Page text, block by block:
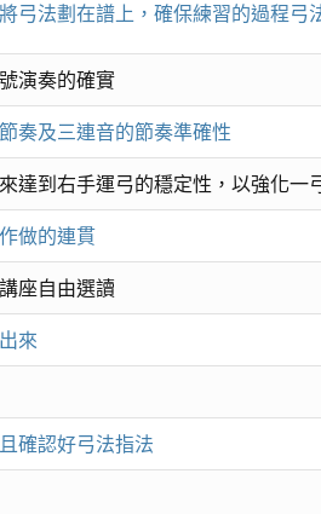
弓法劃在譜上，確保練習的過程弓
演奏的確實
奏及三連音的節奏準確性
達到右手運弓的穩定性，以強化一
做的連貫
座自由選讀
來
確認好弓法指法